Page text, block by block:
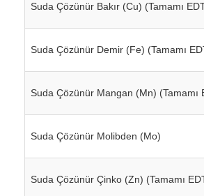
Suda Çözünür Bakır (Cu) (Tamamı
Suda Çözünür Demir (Fe) (Tamamı
Suda Çözünür Mangan (Mn) (Tamamı
Suda Çözünür Molibden (Mo)
Suda Çözünür Çinko (Zn) (Tamamı